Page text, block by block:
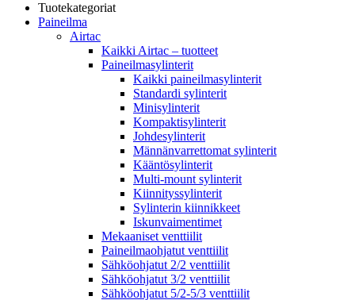
Tuotekategoriat
Paineilma
Airtac
Kaikki Airtac – tuotteet
Paineilmasylinterit
Kaikki paineilmasylinterit
Standardi sylinterit
Minisylinterit
Kompaktisylinterit
Johdesylinterit
Männänvarrettomat sylinterit
Kääntösylinterit
Multi-mount sylinterit
Kiinnityssylinterit
Sylinterin kiinnikkeet
Iskunvaimentimet
Mekaaniset venttiilit
Paineilmaohjatut venttiilit
Sähköohjatut 2/2 venttiilit
Sähköohjatut 3/2 venttiilit
Sähköohjatut 5/2-5/3 venttiilit